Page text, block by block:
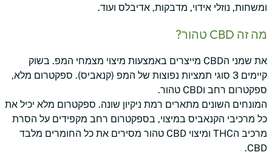
ומשחות, נוזלי אידוי, מדבקות, אדיבלס ועוד.
מה זה CBD טהור?
את שמני הCBD מייצרים באמצעות מיצוי מצמחי המפ. בשוק
קיימים 3 סוגי תמציות נפוצות של המפ (קנאביס). ספקטרום מלא,
ספקטרום רחב וCBD טהור.
המונחים השונים מתארים רמת ניקיון שונה. ספקטרום מלא יכיל את
כל מרכיבי הקנאביס במיצוי, בספקטרום רחב מקפידים על הסרת
מרכיב הTHC ומיצוי CBD טהור מסירים את כל החומרים מלבד
CBD.